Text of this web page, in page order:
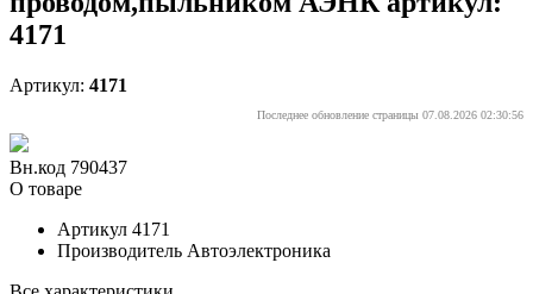
4171
Артикул: 4171
Последнее обновление страницы 07.08.2026 02:30:56
Вн.код 790437
О товаре
Артикул 4171
Производитель Автоэлектроника